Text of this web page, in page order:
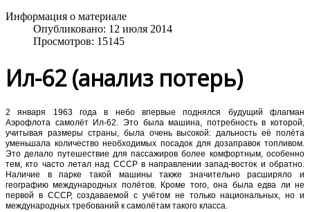
Информация о материале
Опубликовано: 12 июля 2014
Просмотров: 15145
Ил-62 (анализ потерь)
2 января 1963 года в небо впервые поднялся будущий флагман
Аэрофлота самолёт Ил-62. Это была машина, потребность в которой,
учитывая размеры страны, была очень высокой: дальность её полёта
уменьшала количество необходимых посадок для дозаправок топливом.
Это делало путешествие для пассажиров более комфортным, особенно
тем, кто часто летал над СССР в направлении запад-восток и обратно.
Наличие в парке такой машины также значительно расширяло и
географию международных полётов. Кроме того, она была едва ли не
первой в СССР, создаваемой с учётом не только национальных, но и
международных требований к самолётам такого класса.